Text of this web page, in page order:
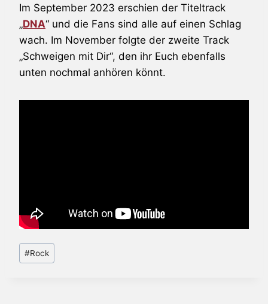
Im September 2023 erschien der Titeltrack
„DNA“ und die Fans sind alle auf einen Schlag
wach. Im November folgte der zweite Track
„Schweigen mit Dir“, den ihr Euch ebenfalls
unten nochmal anhören könnt.
Schlagworte:
#Rock